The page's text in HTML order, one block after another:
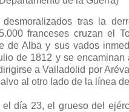
tras la
franceses cruzan el
de Alba y sus vados
de 1812 y se encaminan
a Valladolid por
al otro lado de la línea
el día 23, el grueso del